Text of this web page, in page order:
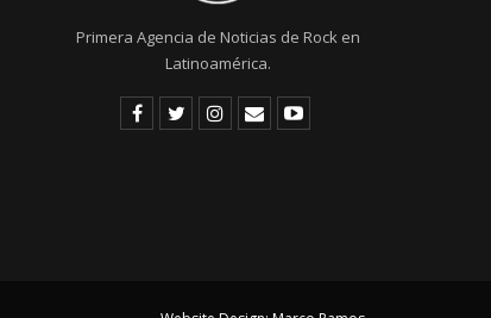
Primera Agencia de Noticias de Rock en
Latinoamérica.